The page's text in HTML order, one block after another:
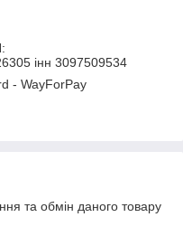
інн 3097509534
- WayForPay
та обмін даного товару